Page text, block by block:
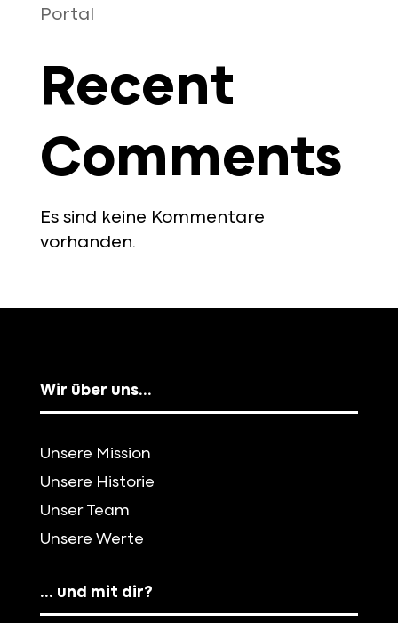
Portal
Recent
Comments
Es sind keine Kommentare
vorhanden.
Wir über uns…
Unsere Mission
Unsere Historie
Unser Team
Unsere Werte
… und mit dir?